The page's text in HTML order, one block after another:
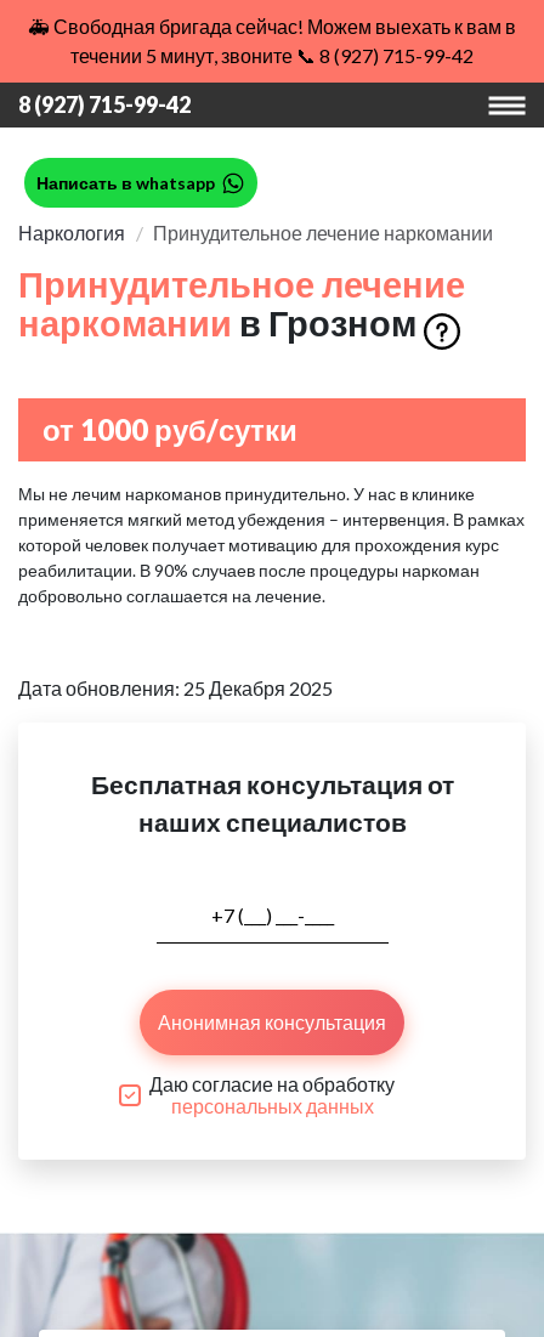
🚑 Свободная бригада сейчас! Можем выехать к вам в
течении 5 минут, звоните 📞 8 (927) 715-99-42
8 (927) 715-99-42
Написать в whatsapp
Наркология Принудительное лечение наркомании
Принудительное лечение
наркомании в Грозном
от 1000 руб/сутки
Мы не лечим наркоманов принудительно. У нас в клинике
применяется мягкий метод убеждения – интервенция. В рамках
которой человек получает мотивацию для прохождения курс
реабилитации. В 90% случаев после процедуры наркоман
добровольно соглашается на лечение.
Дата обновления: 25 Декабря 2025
Бесплатная консультация от
наших специалистов
Анонимная консультация
Даю согласие на обработку
персональных данных